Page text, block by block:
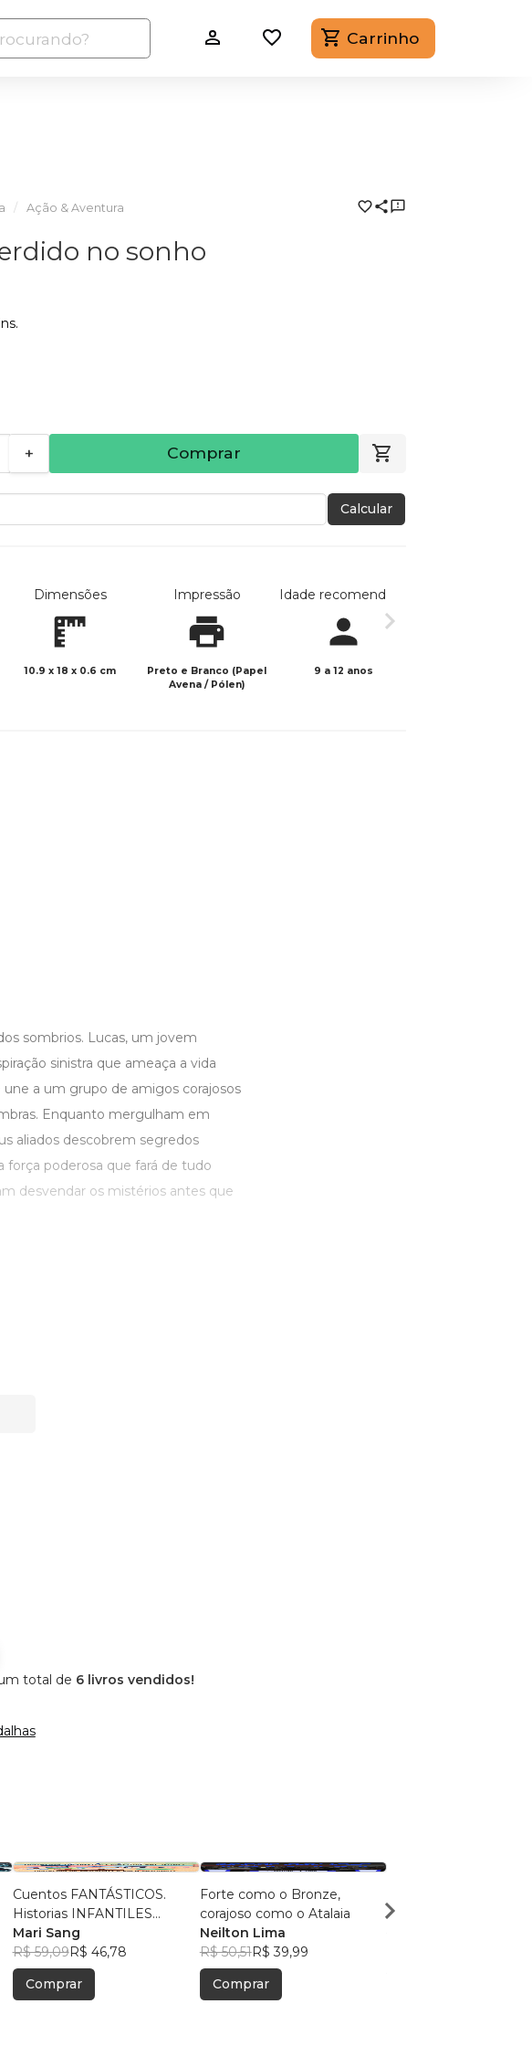
Carrinho
Ação & Aventura
no sonho
+ Comprar
Calcular
Dimensões
10.9 x 18 x 0.6 cm
Impressão
Preto e Branco (Papel
Avena / Pólen)
Idade recomendada
9 a 12 anos
sombrios. Lucas, um jovem
sinistra que ameaça a vida
a um grupo de amigos corajosos
Enquanto mergulham em
aliados descobrem segredos
poderosa que fará de tudo
desvendar os mistérios antes que
total de 6 livros vendidos!
Cuentos FANTÁSTICOS.
Historias INFANTILES
escritas por NIÑOS:
Antología Bilíngue Ilustrada.
Español - Portugués
Mari Sang
R$ 59,09R$ 46,78
Comprar
Forte como o Bronze,
corajoso como o Atalaia
Neilton Lima
R$ 50,51R$ 39,99
Comprar
Rodri Lincoln